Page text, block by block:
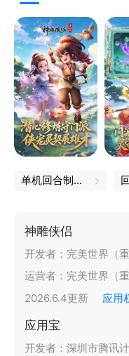
单机回合制游戏
神雕侠侣
开发者： 完美世界（
运营者： 完美世界（
2026.6.4更新 应用
应用宝
开发者： 深圳市腾讯